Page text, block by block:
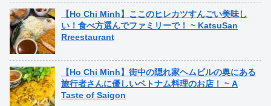
【Ho Chi Minh】ここのヒレカツすんごい美味し
い！食べ方選んでファミリーで！ ~ KatsuSan
Rreestaurant
【Ho Chi Minh】街中の隠れ家ヘムビルの奥にある
旅行者さんに優しいベトナム料理のお店！ ~ A
Taste of Saigon